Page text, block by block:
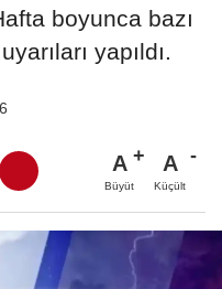
boyunca bazı
yapıldı.
A
Büyüt
A
Küçült